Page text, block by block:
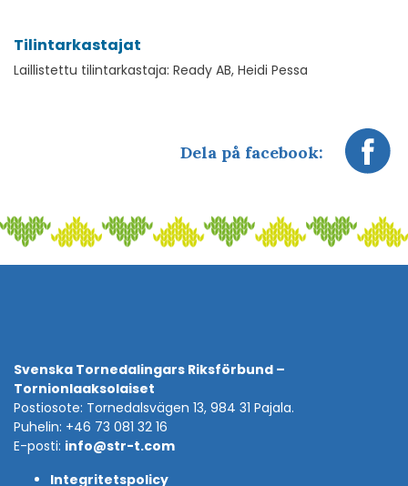
Tilintarkastajat
Laillistettu tilintarkastaja: Ready AB, Heidi Pessa
Dela på facebook:
Svenska Tornedalingars Riksförbund –
Tornionlaaksolaiset
Postiosote: Tornedalsvägen 13, 984 31 Pajala.
Puhelin: +46 73 081 32 16
E-posti: info@str-t.com
Integritetspolicy